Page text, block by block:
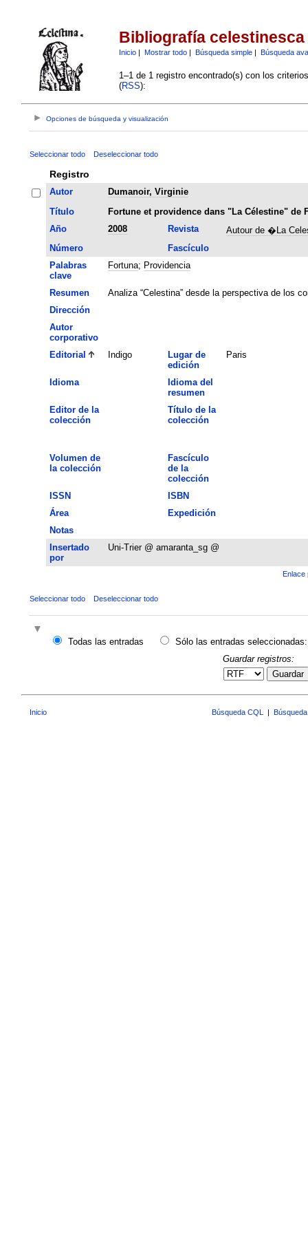
Bibliografía celestinesca
Inicio| Mostrar todo| Búsqueda simple| Búsqueda
1–1 de 1 registro encontrado(s) con los
(RSS):
Opciones de búsqueda y visualización
Seleccionar todo Deseleccionar todo
Registro
Autor
Dumanoir, Virginie
Título
Fortune et providence dans "La Célestine" de
Año
2008 Revista
Autour de �La
Número
Fascículo
Palabras
clave
Fortuna; Providencia
Resumen
Analiza “Celestina” desde la perspectiva de los
Dirección
Autor
corporativo
Editorial
Indigo
Lugar de
edición
Paris
Idioma
Idioma del
resumen
Editor de la
colección
Título de la
colección
Volumen de
la colección
Fascículo
de la
colección
ISSN
ISBN
Área
Expedición
Notas
Insertado
por
Uni-Trier @ amaranta_sg @
Enlace
Seleccionar todo Deseleccionar todo
Todas las entradas
Sólo las entradas seleccionadas:
Guardar registros:
Guardar
Inicio Búsqueda CQL